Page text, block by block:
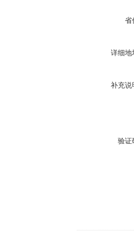
省
详细地
补充说
验证